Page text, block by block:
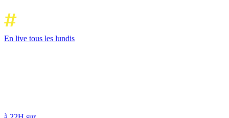
En live tous les lundis